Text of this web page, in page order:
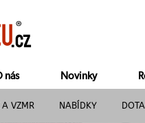
nás Novinky
A VZMR NABÍDKY